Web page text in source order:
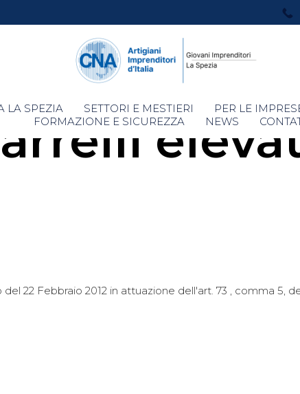
Skip
to
LA SPEZIA SETTORI E MESTIERI PER LE
FORMAZIONE E SICUREZZA
NEWS
22 Febbraio 2012 in attuazione dell'art. 73 , comma 5,